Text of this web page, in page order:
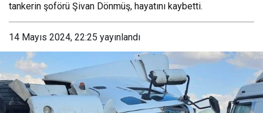
tankerin şoförü Şivan Dönmüş, hayatını kaybetti.
14 Mayıs 2024, 22:25 yayınlandı